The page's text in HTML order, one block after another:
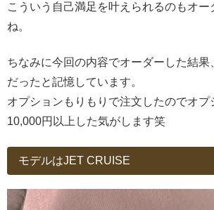
こういう自己満足を叶えられるのもオー
ね。
ちなみに今回の内容でオーダーした結果
だったと記憶しています。
オプションもりもりで注文したのでオプ
10,000円以上した気がします笑
モデルはJET CRUISE